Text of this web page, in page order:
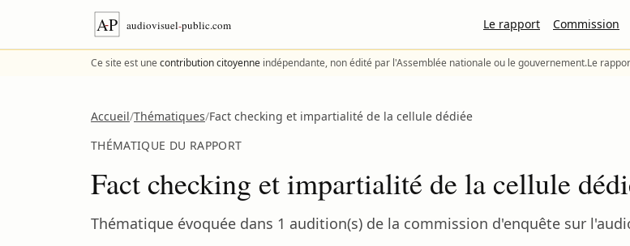
Aller au contenu
Le rapport Commission
Ce site est unecontribution citoyenne indépendante, non édité par l'Assemblée nationale ou le gouvernement.Le
Accueil/Thématiques/Fact checking et impartialité de la cellule dédiée
THÉMATIQUE DU RAPPORT
Fact checking et impartialité de la cellule
Thématique évoquée dans 1 audition(s) de la commission d'enquête sur